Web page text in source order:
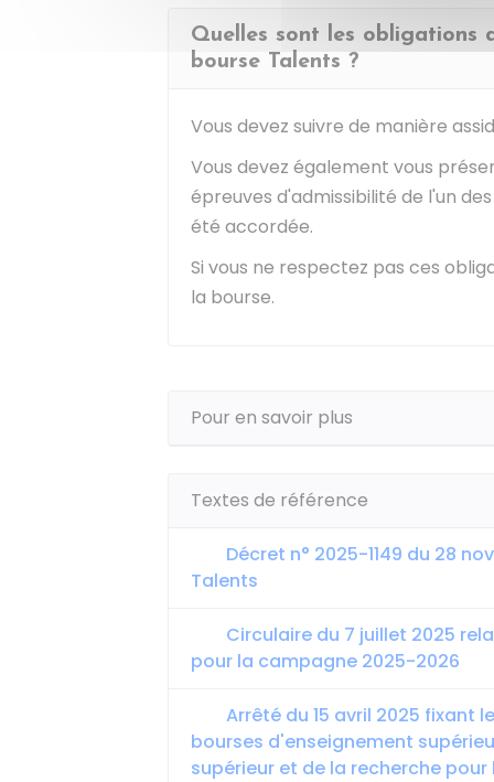
Quelles sont les obligations
bourse Talents ?
Vous devez suivre de manière
Vous devez également vous
épreuves d'admissibilité de l'un
été accordée.
Si vous ne respectez pas ces
la bourse.
Pour en savoir plus
Textes de référence
Décret n° 2025-1149 du 28
Talents
Circulaire du 7 juillet 2025
pour la campagne 2025-2026
Arrêté du 15 avril 2025 fixant
bourses d'enseignement
supérieur et de la recherche